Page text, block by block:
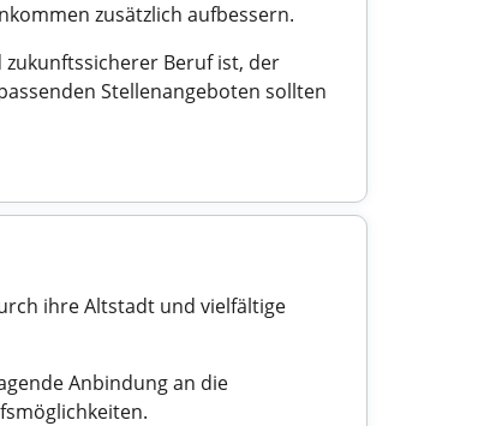
zusätzlich aufbessern.
Beruf ist, der
Stellenangeboten sollten
ihre Altstadt und vielfältige
Anbindung an die